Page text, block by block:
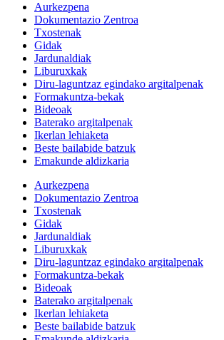
Aurkezpena
Dokumentazio Zentroa
Txostenak
Gidak
Jardunaldiak
Liburuxkak
Diru-laguntzaz egindako argitalpenak
Formakuntza-bekak
Bideoak
Baterako argitalpenak
Ikerlan lehiaketa
Beste bailabide batzuk
Emakunde aldizkaria
Aurkezpena
Dokumentazio Zentroa
Txostenak
Gidak
Jardunaldiak
Liburuxkak
Diru-laguntzaz egindako argitalpenak
Formakuntza-bekak
Bideoak
Baterako argitalpenak
Ikerlan lehiaketa
Beste bailabide batzuk